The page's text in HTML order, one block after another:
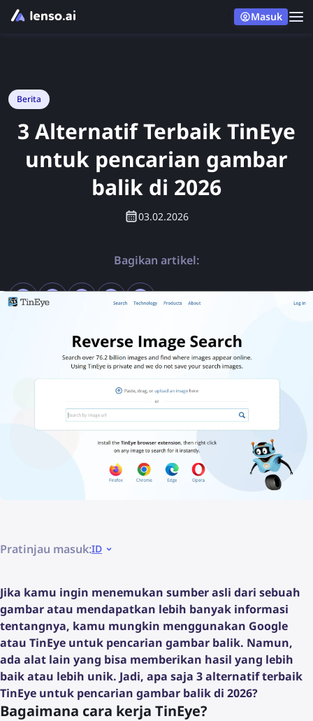
Masuk
Berita
3 Alternatif Terbaik TinEye
untuk pencarian gambar
balik di 2026
03.02.2026
Bagikan artikel:
Pratinjau masuk:ID
Jika kamu ingin menemukan sumber asli dari sebuah
gambar atau mendapatkan lebih banyak informasi
tentangnya, kamu mungkin menggunakan Google
atau TinEye untuk pencarian gambar balik. Namun,
ada alat lain yang bisa memberikan hasil yang lebih
baik atau lebih unik. Jadi, apa saja 3 alternatif terbaik
TinEye untuk pencarian gambar balik di 2026?
Bagaimana cara kerja TinEye?